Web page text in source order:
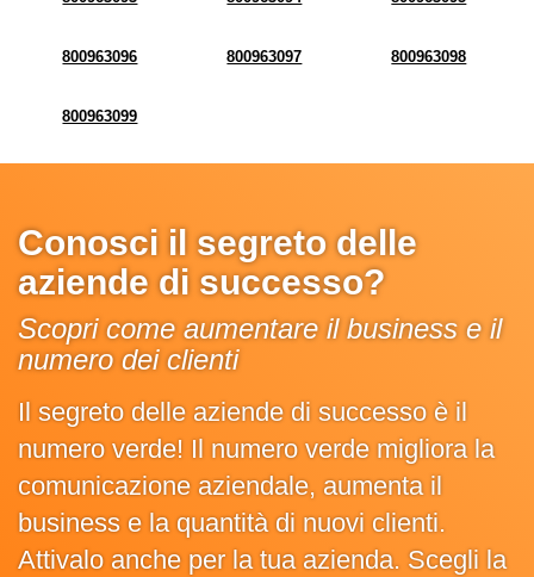
800963096 800963097 800963098
800963099
Conosci il segreto delle
aziende di successo?
Scopri come aumentare il business e il
numero dei clienti
Il segreto delle aziende di successo è il
numero verde! Il numero verde migliora la
comunicazione aziendale, aumenta il
business e la quantità di nuovi clienti.
Attivalo anche per la tua azienda. Scegli la